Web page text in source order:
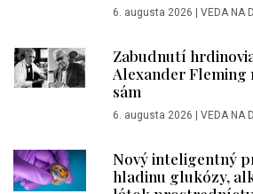
6. augusta 2026 VEDA NA
Zabudnutí
Alexander
sám
6. augusta 2026 VEDA NA
Nový inteligentný
hladinu glukózy,